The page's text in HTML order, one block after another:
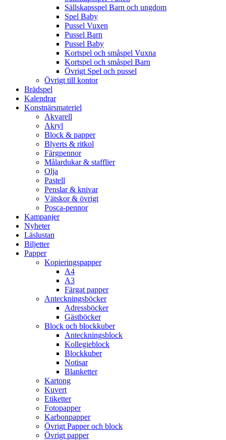
Sällskapsspel Barn och ungdom
Spel Baby
Pussel Vuxen
Pussel Barn
Pussel Baby
Kortspel och småspel Vuxna
Kortspel och småspel Barn
Övrigt Spel och pussel
Övrigt till kontor
Brädspel
Kalendrar
Konstnärsmateriel
Akvarell
Akryl
Block & papper
Blyerts & ritkol
Färgpennor
Målardukar & stafflier
Olja
Pastell
Penslar & knivar
Vätskor & övrigt
Posca-pennor
Kampanjer
Nyheter
Läslustan
Biljetter
Papper
Kopieringspapper
A4
A3
Färgat papper
Anteckningsböcker
Adressböcker
Gästböcker
Block och blockkuber
Anteckningsblock
Kollegieblock
Blockkuber
Notisar
Blanketter
Kartong
Kuvert
Etiketter
Fotopapper
Karbonpapper
Övrigt Papper och block
Övrigt papper